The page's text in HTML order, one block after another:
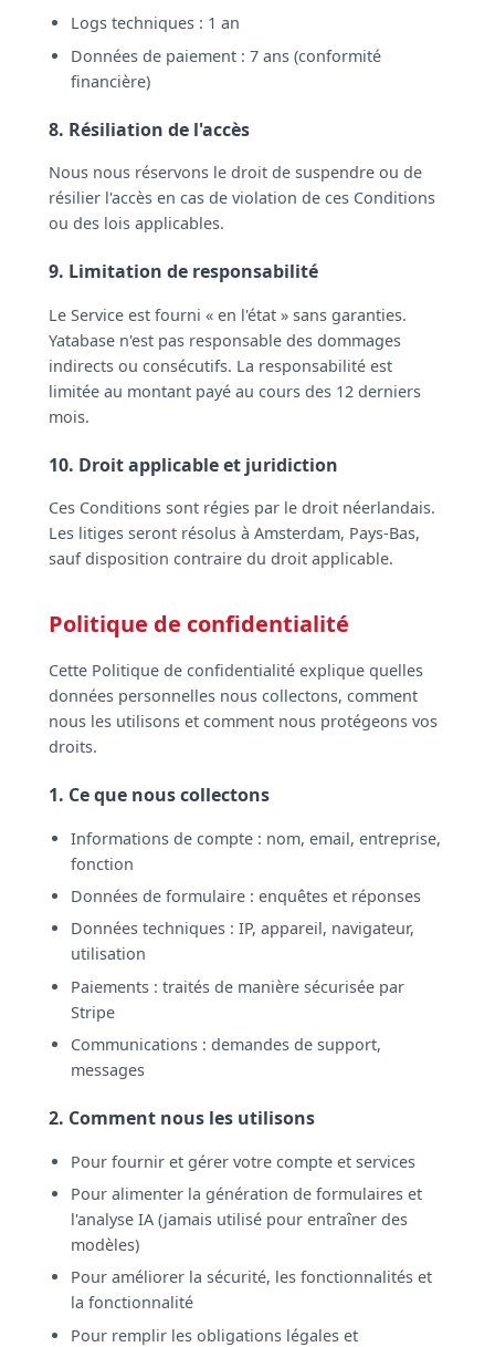
Logs techniques : 1 an
Données de paiement : 7 ans (conformité
financière)
8. Résiliation de l'accès
Nous nous réservons le droit de suspendre ou de
résilier l'accès en cas de violation de ces Conditions
ou des lois applicables.
9. Limitation de responsabilité
Le Service est fourni « en l'état » sans garanties.
Yatabase n'est pas responsable des dommages
indirects ou consécutifs. La responsabilité est
limitée au montant payé au cours des 12 derniers
mois.
10. Droit applicable et juridiction
Ces Conditions sont régies par le droit néerlandais.
Les litiges seront résolus à Amsterdam, Pays-Bas,
sauf disposition contraire du droit applicable.
Politique de confidentialité
Cette Politique de confidentialité explique quelles
données personnelles nous collectons, comment
nous les utilisons et comment nous protégeons vos
droits.
1. Ce que nous collectons
Informations de compte : nom, email, entreprise,
fonction
Données de formulaire : enquêtes et réponses
Données techniques : IP, appareil, navigateur,
utilisation
Paiements : traités de manière sécurisée par
Stripe
Communications : demandes de support,
messages
2. Comment nous les utilisons
Pour fournir et gérer votre compte et services
Pour alimenter la génération de formulaires et
l'analyse IA (jamais utilisé pour entraîner des
modèles)
Pour améliorer la sécurité, les fonctionnalités et
la fonctionnalité
Pour remplir les obligations légales et